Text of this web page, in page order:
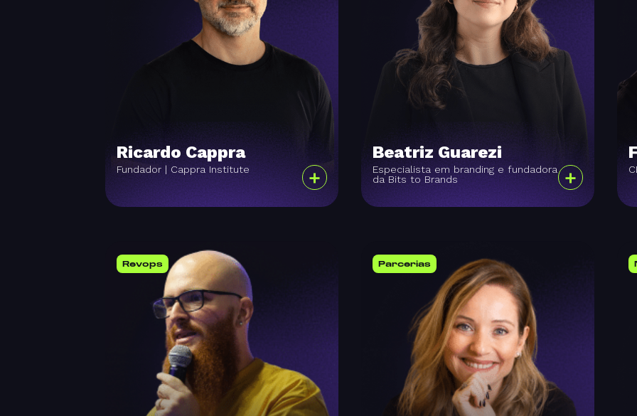
Ricardo Cappra
Fundador | Cappra Institute +
Beatriz Guarezi
Especialista em branding e fundadora
da Bits to Brands
+
Revops Parcerias